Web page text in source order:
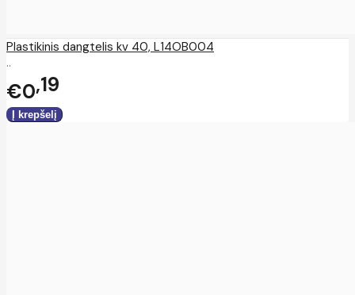
Plastikinis dangtelis kv 40, L14OB004
..
€0 19